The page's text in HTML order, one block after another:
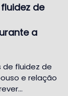
de
a
fluidez de
e relação